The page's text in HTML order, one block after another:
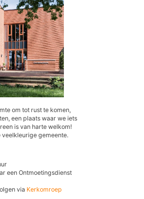
om tot rust te komen,
een plaats waar we iets
is van harte welkom!
veelkleurige gemeente.
een Ontmoetingsdienst
via Kerkomroep